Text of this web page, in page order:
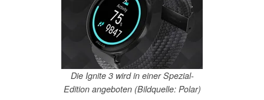
Die Ignite 3 wird in einer Spezial-
Edition angeboten (Bildquelle: Polar)